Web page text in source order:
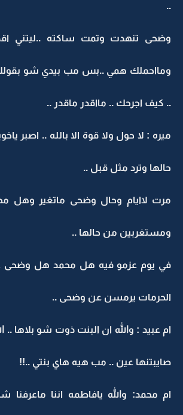
..
وضحى تنهدت وتمت ساكته ..ليتني
ومااحملك همي ..بس مب بيدي شو
.. كيف اجرحك .. مااقدر ماقدر ..
ميره : لا حول ولا قوة الا بالله .. اصبر
حالها وترد مثل قبل ..
مرت لاايام وحال وضحى ماتغير وهل
ومستغربين من حالها ..
في يوم عزمو فيه هل محمد هل وضحى
الحرمات يرمسن عن وضحى ..
ام عبيد : والله ان البنت ذوت شو بلاها ..
صايبتنها عين .. مب هيه هاي بنتي ..!!
ام محمد: والله يافاطمه اننا ماعرفنا